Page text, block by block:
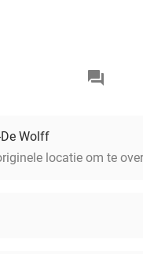
Wolff
locatie om te